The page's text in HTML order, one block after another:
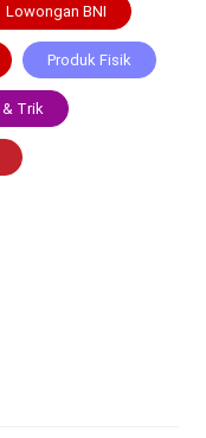
Lowongan BNI
Produk Fisik
Trik